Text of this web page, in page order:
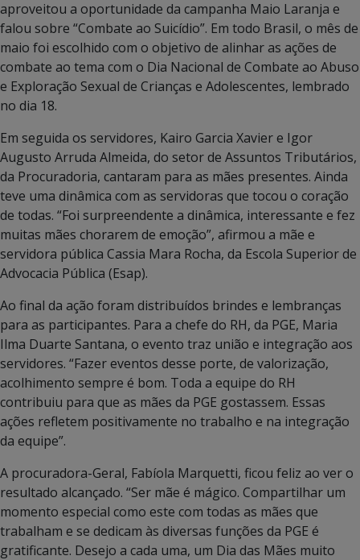
aproveitou a oportunidade da campanha Maio Laranja e
falou sobre “Combate ao Suicídio”. Em todo Brasil, o mês de
maio foi escolhido com o objetivo de alinhar as ações de
combate ao tema com o Dia Nacional de Combate ao Abuso
e Exploração Sexual de Crianças e Adolescentes, lembrado
no dia 18.
Em seguida os servidores, Kairo Garcia Xavier e Igor
Augusto Arruda Almeida, do setor de Assuntos Tributários,
da Procuradoria, cantaram para as mães presentes. Ainda
teve uma dinâmica com as servidoras que tocou o coração
de todas. “Foi surpreendente a dinâmica, interessante e fez
muitas mães chorarem de emoção”, afirmou a mãe e
servidora pública Cassia Mara Rocha, da Escola Superior de
Advocacia Pública (Esap).
Ao final da ação foram distribuídos brindes e lembranças
para as participantes. Para a chefe do RH, da PGE, Maria
Ilma Duarte Santana, o evento traz união e integração aos
servidores. “Fazer eventos desse porte, de valorização,
acolhimento sempre é bom. Toda a equipe do RH
contribuiu para que as mães da PGE gostassem. Essas
ações refletem positivamente no trabalho e na integração
da equipe”.
A procuradora-Geral, Fabíola Marquetti, ficou feliz ao ver o
resultado alcançado. “Ser mãe é mágico. Compartilhar um
momento especial como este com todas as mães que
trabalham e se dedicam às diversas funções da PGE é
gratificante. Desejo a cada uma, um Dia das Mães muito